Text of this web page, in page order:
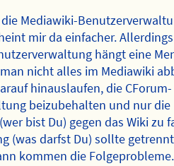
die Mediawiki-
mir da einfacher.
hängt eine
nicht alles im Mediawiki
hinauslaufen, die CForum-
beizubehalten und nur die
bist Du) gegen das Wiki zu
(was darfst Du) sollte getrennt
kommen die Folgeprobleme.